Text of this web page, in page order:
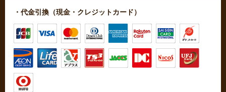
・代金引換（現金・クレジットカード）